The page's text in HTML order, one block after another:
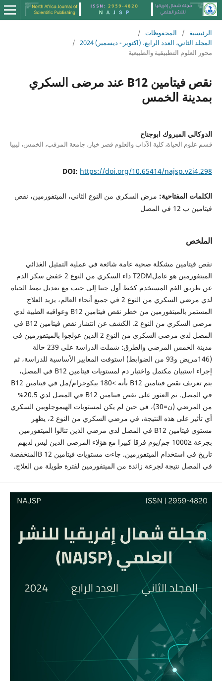
الرئيسية / المحفوظات /
المجلد الثاني، العدد الرابع، (اكتوبر - ديسمبر) 2024
/
محور العلوم التطبيقية والطبيعية
نقص فيتامين B12 عند مرضى السكري
بمدينة الخمس
الدوكالي المبروك ابوجناح
قسم علوم الحياة، كلية الآداب والعلوم قصر خيار، جامعة المرقب، الخمس، ليبيا
DOI: https://doi.org/10.65414/najsp.v2i4.298
الكلمات المفتاحية: مرض السكري من النوع الثاني، الميتفورمين، نقص
فيتامين ب 12 في المصل
الملخص
نقص فيتامين مشكلة صحية عامة شائعة في عملية التمثيل الغذائي
الميتفورمين هو عاملT2DM داء السكري من النوع 2 خفض سكر الدم
عن طريق الفم المستخدم كخط أول جنبا إلى جنب مع تعديل نمط الحياة
لدي مرضي السكري من النوع 2 في جميع أنحاء العالم، يزيد العلاج
المستمر بالميتفورمين من خطر نقص فيتامين B12 وعواقبه الطبية لدي
مرضي السكري من النوع 2. الكشف عن انتشار نقص فيتامين B12 في
المصل لدي مرضي السكري من النوع 2 الذين عولجوا بالميتفورمين في
مدينة الخمس المرضي والطرق: شملت الدراسة على 239 حالة
(146مريض و93 من الضوابط) استوفت المعايير الأساسية للدراسة، ثم
إجراء استبيان مكتمل واختبار دم لمستويات فيتامين B12 في المصل،
يتم تعريف نقص فيتامين B12 بأنه >180 بيكوجرام/مل في فيتامين B12
في المصل. تم العثور على نقص فيتامين B12 في المصل لدي 20.5%
من المرضي (ن=30)، في حين لم يكن لمستويات الهيموجلوبين السكري
أي تأثير على هذه النتيجة، في مرضي السكري من النوع 2، يظهر
مستوي فيتامين B12 في المصل لدي مرضي الذين تنالوا الميتفورمين
بجرعة ≤1000 جم/يوم فرقا كبيرا مع هؤلاء المرضي الذين ليس لديهم
تاريخ في استخدام الميتفورمين. جاءت مستويات فيتامين 12 Bالمنخفضة
في المصل نتيجة لجرعة زائدة من الميتفورمين لفترة طويلة من العلاج.